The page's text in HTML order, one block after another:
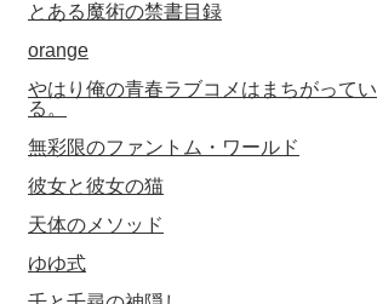
とある魔術の禁書目録
orange
やはり俺の青春ラブコメはまちがってい
る。
無彩限のファントム・ワールド
彼女と彼女の猫
天体のメソッド
ゆゆ式